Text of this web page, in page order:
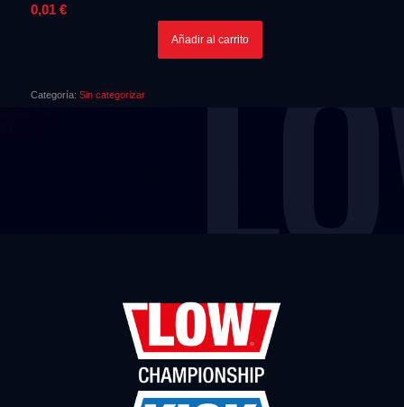
0,01 €
Añadir al carrito
Categoría: Sin categorizar